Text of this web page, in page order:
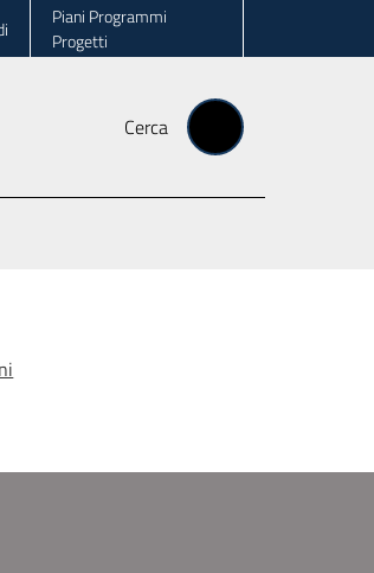
Piani Programmi
Progetti
Cerca